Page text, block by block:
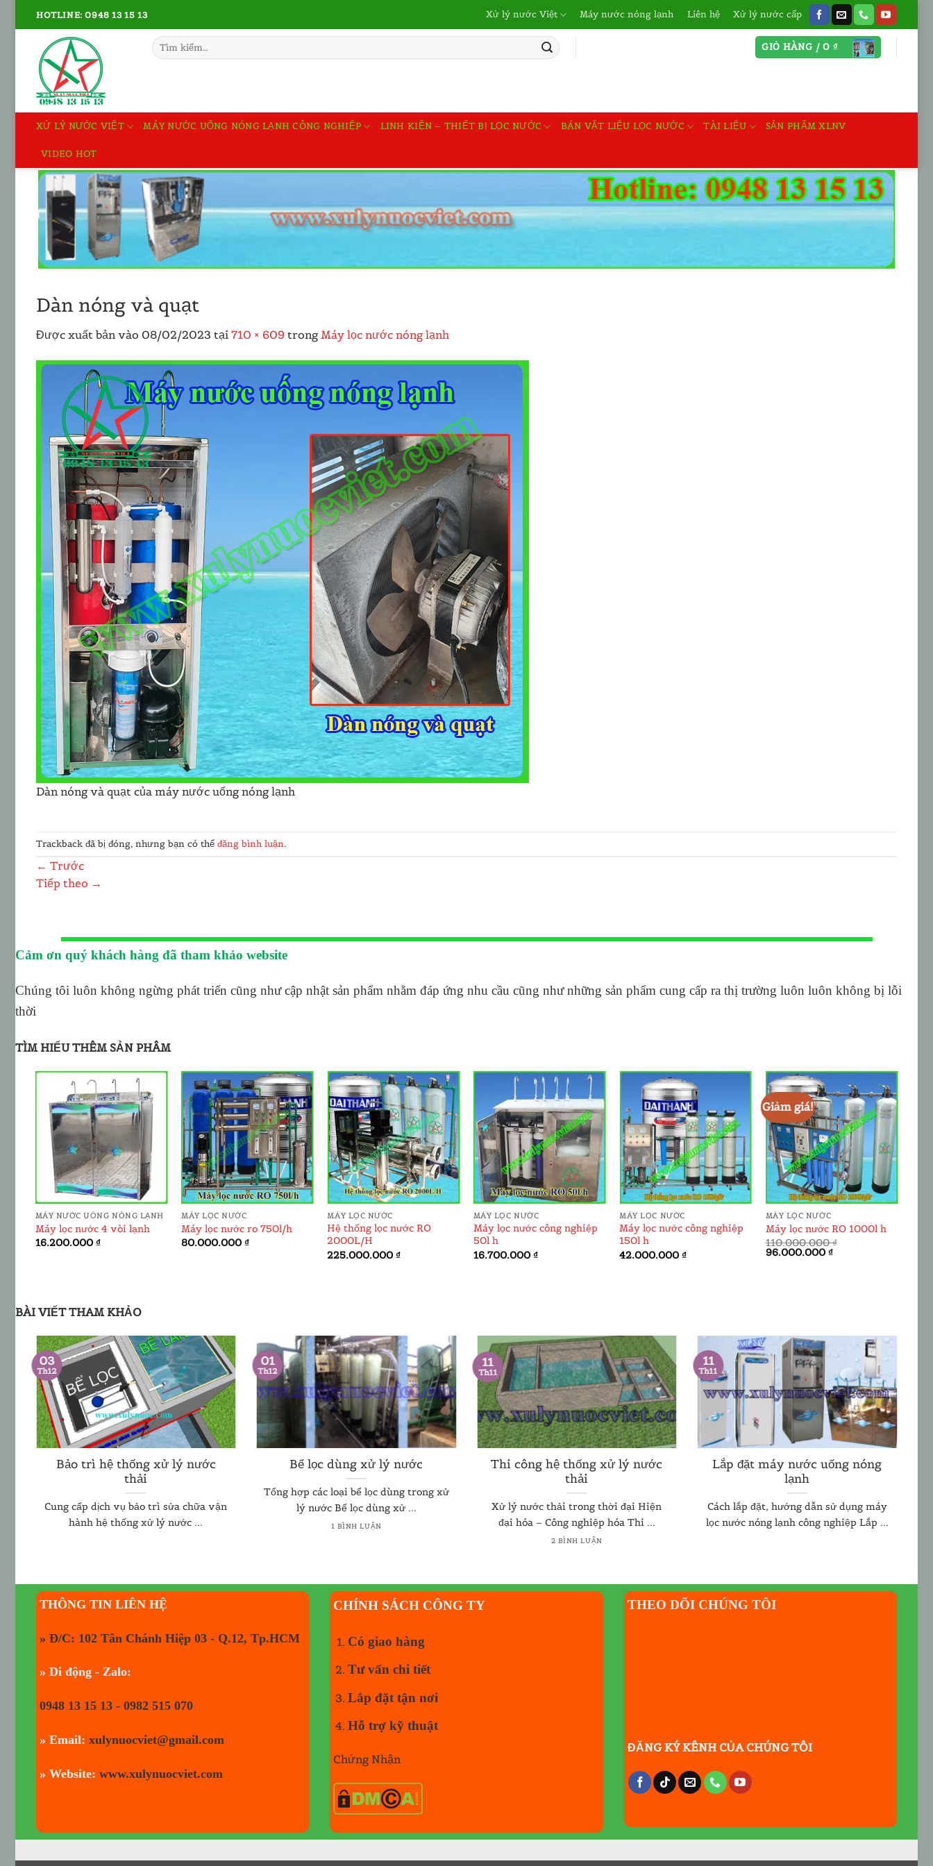
dung
HOTLINE: 0948 13 15 13 Xử lý nước Việt Máy nước nóng lạnh Liên hệ Xử lý nước cấp
Tìm
kiếm:
GIỎ HÀNG /0₫
XỬ LÝ NƯỚC VIỆT MÁY NƯỚC UỐNG NÓNG LẠNH CÔNG NGHIỆP LINH KIỆN – THIẾT BỊ LỌC NƯỚC BÁN VẬT LIỆU LỌC NƯỚC TÀI LIỆU SẢN PHẨM XLNV
VIDEO HOT
Dàn nóng và quạt
Được xuất bản vào 08/02/2023 tại 710 × 609 trong Máy lọc nước nóng lạnh
Dàn nóng và quạt của máy nước uống nóng lạnh
Trackback đã bị đóng, nhưng bạn có thể đăng bình luận.
← Trước
Tiếp theo →
Cảm ơn quý khách hàng đã tham khảo website
Chúng tôi luôn không ngừng phát triển cũng như cập nhật sản phẩm nhằm đáp ứng nhu cầu cũng như những sản phẩm cung cấp ra thị trường luôn luôn không bị lỗi
thời
TÌM HIỂU THÊM SẢN PHÂM
ADD TO
WISHLIST
MÁY NƯỚC UỐNG NÓNG LẠNH
Máy lọc nước 4 vòi lạnh
16.200.000₫
ADD TO
WISHLIST
MÁY LỌC NƯỚC
Máy lọc nước ro 750l/h
80.000.000₫
ADD TO
WISHLIST
MÁY LỌC NƯỚC
Hệ thống lọc nước RO
2000L/H
225.000.000₫
ADD TO
WISHLIST
MÁY LỌC NƯỚC
Máy lọc nước công nghiệp
50l h
16.700.000₫
ADD TO
WISHLIST
MÁY LỌC NƯỚC
Máy lọc nước công nghiệp
150l h
42.000.000₫
Giảm giá!
ADD TO
WISHLIST
MÁY LỌC NƯỚC
Máy lọc nước RO 1000l h
110.000.000₫
Giá
96.000.000₫Giá
BÀI VIẾT THAM KHẢO
Bảo trì hệ thống xử lý nước
thải
Cung cấp dịch vụ bảo trì sửa chữa vận
hành hệ thống xử lý nước ...
03
Th12
Bể lọc dùng xử lý nước
Tổng hợp các loại bể lọc dùng trong xử
lý nước Bể lọc dùng xử ...
1 BÌNH LUẬN
01
Th12
Thi công hệ thống xử lý nước
thải
Xử lý nước thải trong thời đại Hiện
đại hóa – Công nghiệp hóa Thi ...
2 BÌNH LUẬN
11
Th11
Lắp đặt máy nước uống nóng
lạnh
Cách lắp đặt, hướng dẫn sử dụng máy
lọc nước nóng lạnh công nghiệp Lắp ...
11
Th11
THÔNG TIN LIÊN HỆ
» Đ/C: 102 Tân Chánh Hiệp 03 - Q.12, Tp.HCM
» Di động - Zalo:
0948 13 15 13 - 0982 515 070
» Email: xulynuocviet@gmail.com
» Website: www.xulynuocviet.com
CHÍNH SÁCH CÔNG TY
Có giao hàng
Tư vấn chi tiết
Lắp đặt tận nơi
Hỗ trợ kỹ thuật
Chứng Nhận
THEO DÕI CHÚNG TÔI
ĐĂNG KÝ KÊNH CỦA CHÚNG TÔI